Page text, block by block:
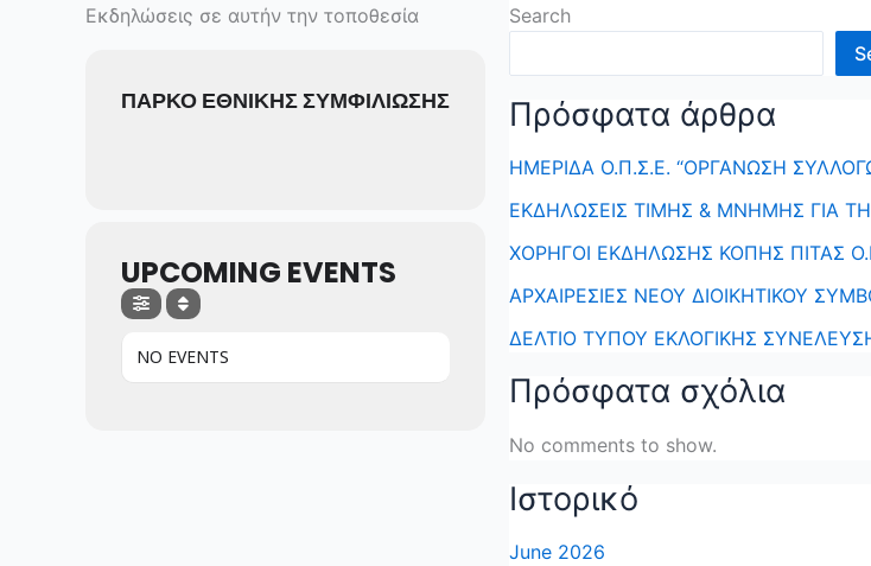
Εκδηλώσεις σε αυτήν την τοποθεσία
ΠΑΡΚΟ ΕΘΝΙΚΗΣ ΣΥΜΦΙΛΙΩΣΗΣ
UPCOMING EVENTS
NO EVENTS
Search
Πρόσφατα άρθρα
ΗΜΕΡΙΔΑ Ο.Π.Σ.Ε. “ΟΡΓΑΝΩΣΗ
ΕΚΔΗΛΩΣΕΙΣ ΤΙΜΗΣ & ΜΝΗΜΗΣ ΓΙΑ
ΧΟΡΗΓΟΙ ΕΚΔΗΛΩΣΗΣ ΚΟΠΗΣ ΠΙΤΑΣ
ΑΡΧΑΙΡΕΣΙΕΣ ΝΕΟΥ ΔΙΟΙΚΗΤΙΚΟΥ
ΔΕΛΤΙΟ ΤΥΠΟΥ ΕΚΛΟΓΙΚΗΣ
Πρόσφατα σχόλια
No comments to show.
Ιστορικό
June 2026